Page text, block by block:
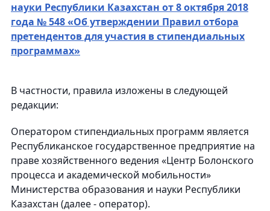
науки Республики Казахстан от 8 октября 2018
года № 548 «Об утверждении Правил отбора
претендентов для участия в стипендиальных
программах»
В частности, правила изложены в следующей
редакции:
Оператором стипендиальных программ является
Республиканское государственное предприятие на
праве хозяйственного ведения «Центр Болонского
процесса и академической мобильности»
Министерства образования и науки Республики
Казахстан (далее - оператор).